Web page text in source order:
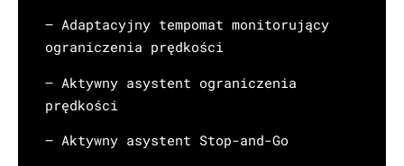
– Adaptacyjny tempomat monitorujący
ograniczenia prędkości
– Aktywny asystent ograniczenia
prędkości
– Aktywny asystent Stop-and-Go